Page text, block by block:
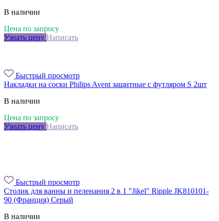
В наличии
Цена по запросу
Узнать цену Написать
Быстрый просмотр
Накладки на соски Philips Avent защитные с футляром S 2шт
В наличии
Цена по запросу
Узнать цену Написать
Быстрый просмотр
Столик для ванны и пеленания 2 в 1 "Jikel" Ripple JK810101-
90 (Франция) Серый
В наличии